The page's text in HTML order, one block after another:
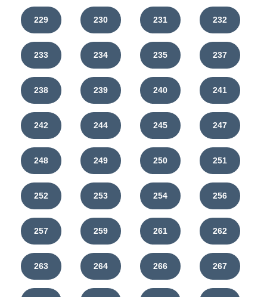
229 230 231 232
233 234 235 237
238 239 240 241
242 244 245 247
248 249 250 251
252 253 254 256
257 259 261 262
263 264 266 267